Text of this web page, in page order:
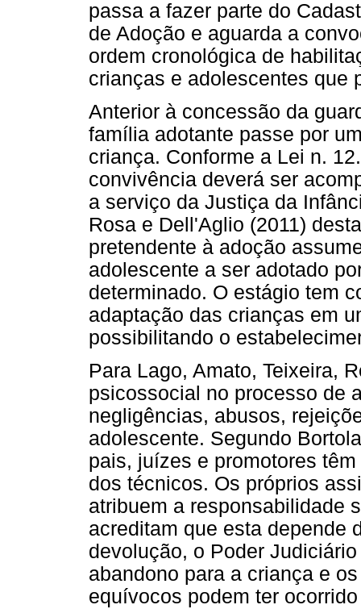
passa a fazer parte do
de Adoção e aguarda a
ordem cronológica de
crianças e adolescentes que
Anterior à concessão da
família adotante passe por
criança. Conforme a Lei n.
convivência deverá ser
a serviço da Justiça da
Rosa e Dell'Aglio (2011)
pretendente à adoção
adolescente a ser adotado
determinado. O estágio tem
adaptação das crianças em
possibilitando o
Para Lago, Amato, Teixeira,
psicossocial no processo de
negligências, abusos,
adolescente. Segundo
pais, juízes e promotores
dos técnicos. Os próprios
atribuem a responsabilidade
acreditam que esta depende
devolução, o Poder
abandono para a criança e
equívocos podem ter